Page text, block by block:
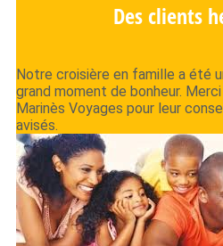
Des clients
Notre croisière en famille a été
grand moment de bonheur.
Marinès Voyages pour leur
avisés.